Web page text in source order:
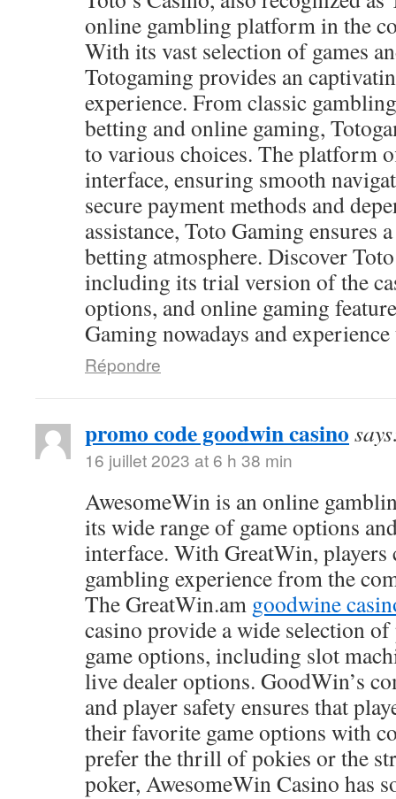
online gambling platform in the
With its vast selection of games
Totogaming provides an
experience. From classic
betting and online gaming,
to various choices. The platform
interface, ensuring smooth
secure payment methods and
assistance, Toto Gaming ensures
betting atmosphere. Discover
including its trial version of the
options, and online gaming
Gaming nowadays and
Répondre
promo code goodwin casino
16 juillet 2023 at 6 h 38 min
AwesomeWin is an online
its wide range of game options
interface. With GreatWin, players
gambling experience from the
The GreatWin.am goodwine
casino provide a wide selection
game options, including slot
live dealer options. GoodWin’s
and player safety ensures that
their favorite game options with
prefer the thrill of pokies or the
poker, AwesomeWin Casino has